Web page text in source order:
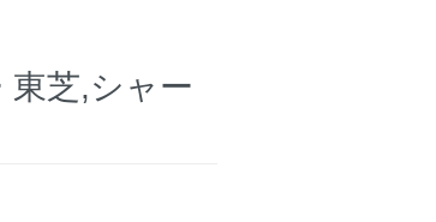
東芝,シャー